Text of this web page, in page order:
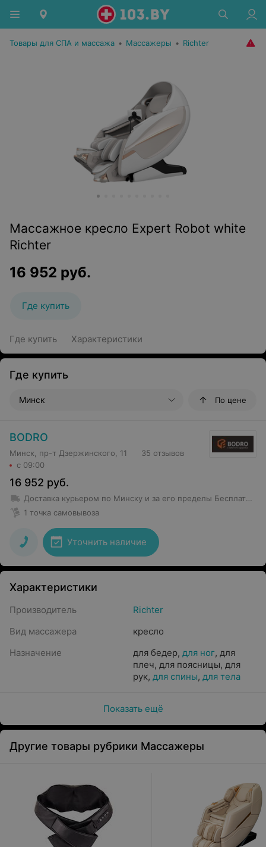
Товары для СПА и массажа • Массажеры • Richter
Массажное кресло Expert Robot white
Richter
16 952 руб.
Где купить
Где купить Характеристики
Где купить
Минск По цене
BODRO
Минск, пр-т Дзержинского, 11
с 09:00
35 отзывов
16 952 руб.
Доставка курьером по Минску и за его пределы Бесплатная доставка от 100 руб.
1 точка самовывоза
Уточнить наличие
Характеристики
Производитель
Richter
Вид массажера
кресло
Назначение
для бедер, для ног, для
плеч, для поясницы, для
рук, для спины, для тела
Показать ещё
Другие товары рубрики Массажеры